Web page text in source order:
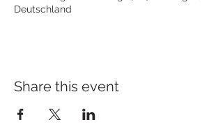
Deutschland
Share this event